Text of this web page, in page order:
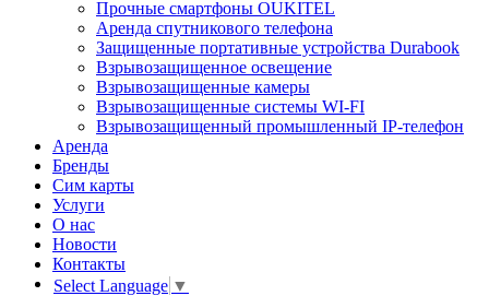
Прочные смартфоны OUKITEL
Аренда спутникового телефона
Защищенные портативные устройства Durabook
Взрывозащищенное освещение
Взрывозащищенные камеры
Взрывозащищенные системы WI-FI
Взрывозащищенный промышленный IP-телефон
Аренда
Бренды
Сим карты
Услуги
О нас
Новости
Контакты
Select Language ▼